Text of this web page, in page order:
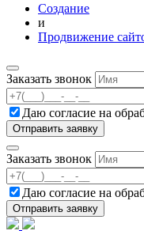
Создание
и
Продвижение
Заказать звонок
Даю согласие на
Заказать звонок
Даю согласие на